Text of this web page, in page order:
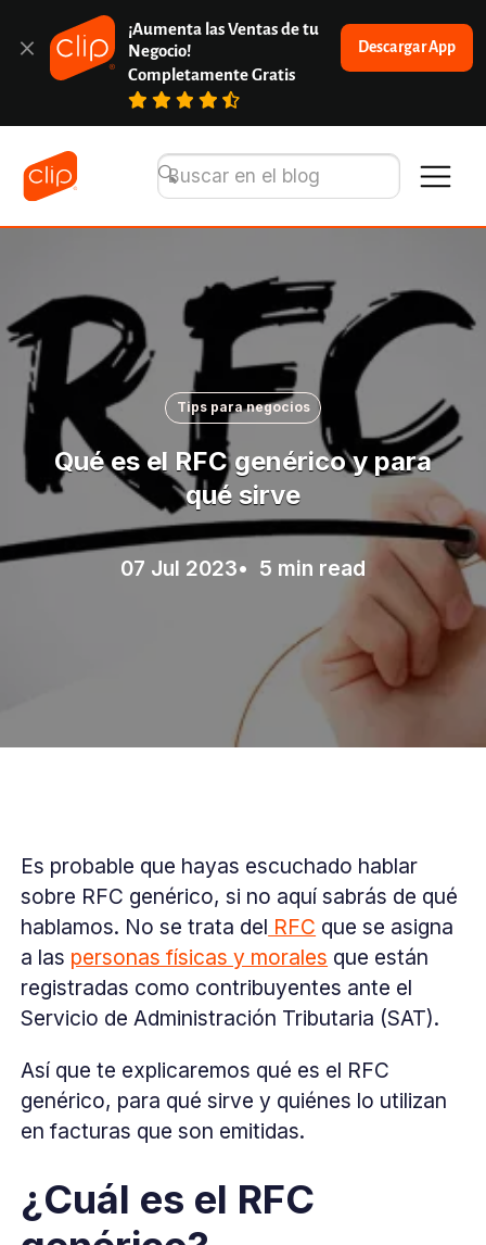
¡Aumenta las Ventas de tu
Negocio!
Completamente Gratis
Descargar App
Tips para negocios
Qué es el RFC genérico y para
qué sirve
07 Jul 2023• 5 min read
Es probable que hayas escuchado hablar
sobre RFC genérico, si no aquí sabrás de qué
hablamos. No se trata del RFC que se asigna
a las personas físicas y morales que están
registradas como contribuyentes ante el
Servicio de Administración Tributaria (SAT).
Así que te explicaremos qué es el RFC
genérico, para qué sirve y quiénes lo utilizan
en facturas que son emitidas.
¿Cuál es el RFC